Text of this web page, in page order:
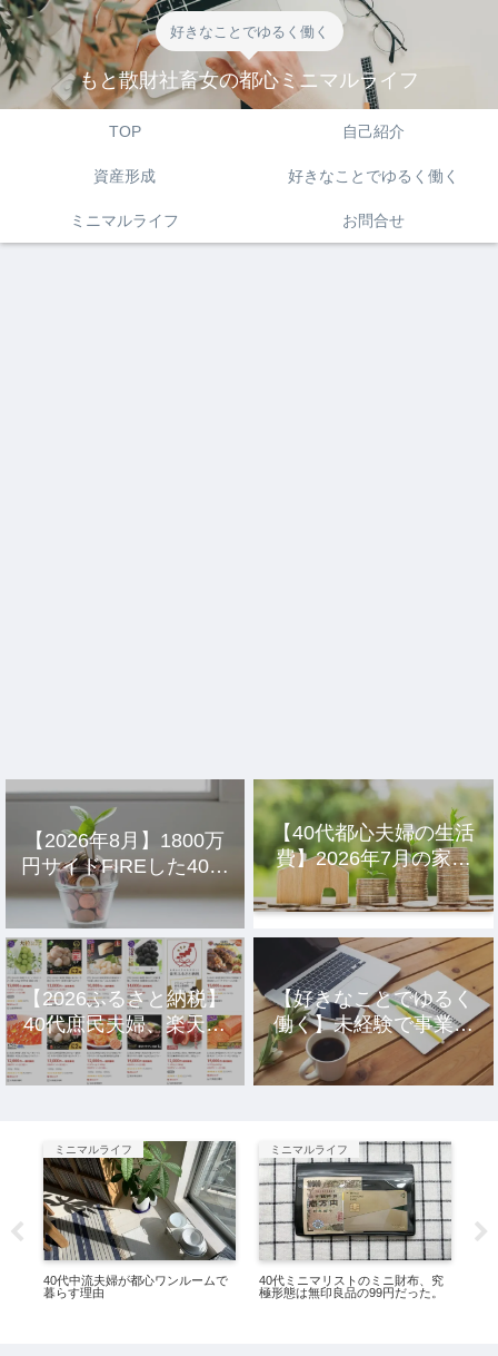
好きなことでゆるく働く
もと散財社畜女の都心ミニマルライフ
TOP 自己紹介
資産形成 好きなことでゆるく働く
ミニマルライフ お問合せ
【2026年8月】1800万
円サイドFIREした40代
主婦の投資結果公開
【40代都心夫婦の生活
費】2026年7月の家計
簿公開
【2026ふるさと納税】
40代庶民夫婦、楽天市
場のおすすめ返礼品10
選。
【好きなことでゆるく
働く】未経験で事業を
立ち上げ10年、元社畜
アラサー女の話。
ミニマルライフ
40代中流夫婦が都心ワンルームで
暮らす理由
ミニマルライフ
40代ミニマリストのミニ財布、究
極形態は無印良品の99円だった。